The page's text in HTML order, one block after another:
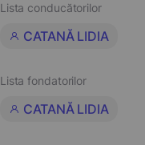
Lista conducătorilor
CATANĂ LIDIA
Lista fondatorilor
CATANĂ LIDIA